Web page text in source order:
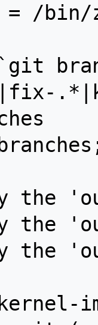
= /
by the
by the
by the